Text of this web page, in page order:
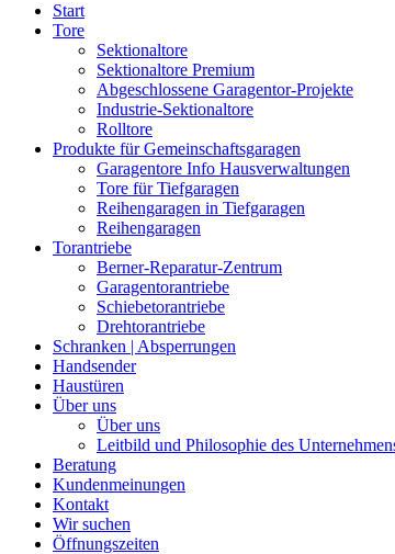
Start
Tore
Sektionaltore
Sektionaltore Premium
Abgeschlossene Garagentor-Projekte
Industrie-Sektionaltore
Rolltore
Produkte für Gemeinschaftsgaragen
Garagentore Info Hausverwaltungen
Tore für Tiefgaragen
Reihengaragen in Tiefgaragen
Reihengaragen
Torantriebe
Berner-Reparatur-Zentrum
Garagentorantriebe
Schiebetorantriebe
Drehtorantriebe
Schranken | Absperrungen
Handsender
Haustüren
Über uns
Über uns
Leitbild und Philosophie des
Beratung
Kundenmeinungen
Kontakt
Wir suchen
Öffnungszeiten